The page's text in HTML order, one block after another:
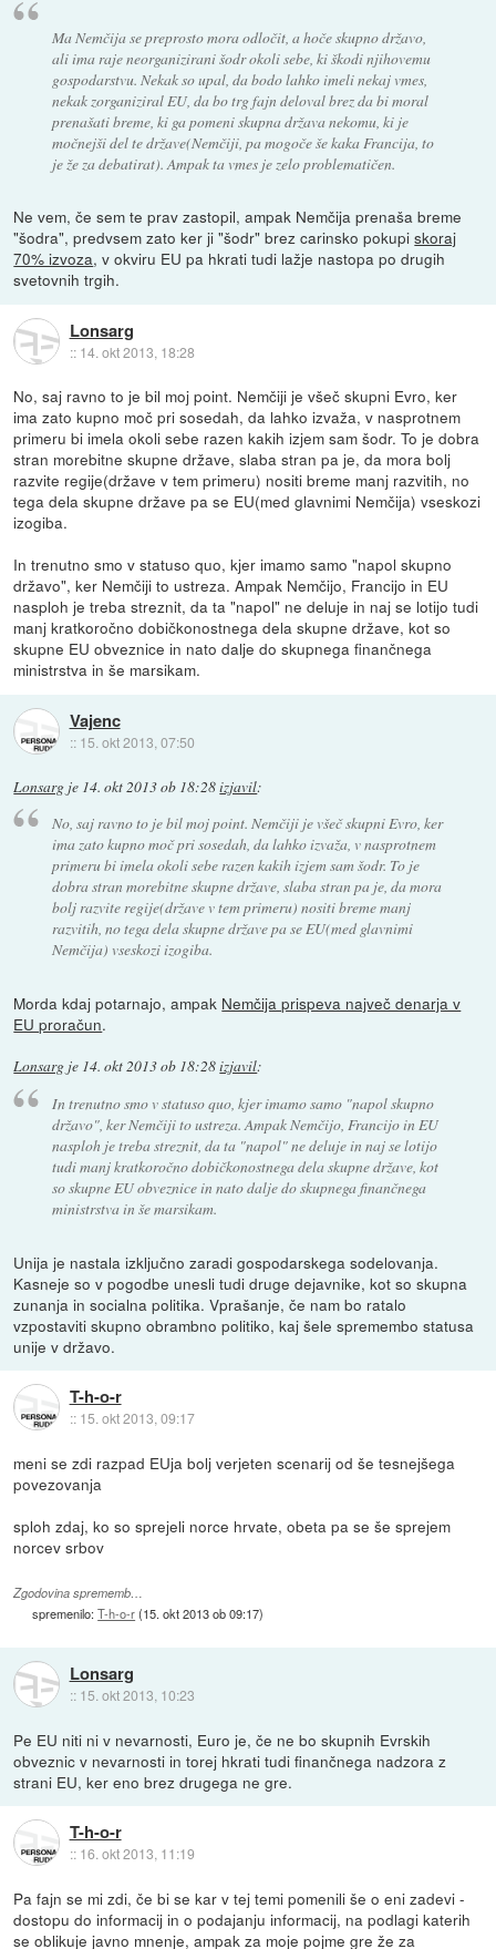
Ma Nemčija se preprosto mora odločit, a hoče skupno državo,
ali ima raje neorganizirani šodr okoli sebe, ki škodi njihovemu
gospodarstvu. Nekak so upal, da bodo lahko imeli nekaj vmes,
nekak zorganiziral EU, da bo trg fajn deloval brez da bi moral
prenašati breme, ki ga pomeni skupna država nekomu, ki je
močnejši del te države(Nemčiji, pa mogoče še kaka Francija, to
je že za debatirat). Ampak ta vmes je zelo problematičen.
Ne vem, če sem te prav zastopil, ampak Nemčija prenaša breme
"šodra", predvsem zato ker ji "šodr" brez carinsko pokupiskoraj
70% izvoza, v okviru EU pa hkrati tudi lažje nastopa po drugih
svetovnih trgih.
Lonsarg
:: 14. okt 2013, 18:28
No, saj ravno to je bil moj point. Nemčiji je všeč skupni Evro, ker
ima zato kupno moč pri sosedah, da lahko izvaža, v nasprotnem
primeru bi imela okoli sebe razen kakih izjem sam šodr. To je dobra
stran morebitne skupne države, slaba stran pa je, da mora bolj
razvite regije(države v tem primeru) nositi breme manj razvitih, no
tega dela skupne države pa se EU(med glavnimi Nemčija) vseskozi
izogiba.
In trenutno smo v statuso quo, kjer imamo samo "napol skupno
državo", ker Nemčiji to ustreza. Ampak Nemčijo, Francijo in EU
nasploh je treba streznit, da ta "napol" ne deluje in naj se lotijo tudi
manj kratkoročno dobičkonostnega dela skupne države, kot so
skupne EU obveznice in nato dalje do skupnega finančnega
ministrstva in še marsikam.
Vajenc
:: 15. okt 2013, 07:50
Lonsarg je 14. okt 2013 ob 18:28izjavil:
No, saj ravno to je bil moj point. Nemčiji je všeč skupni Evro, ker
ima zato kupno moč pri sosedah, da lahko izvaža, v nasprotnem
primeru bi imela okoli sebe razen kakih izjem sam šodr. To je
dobra stran morebitne skupne države, slaba stran pa je, da mora
bolj razvite regije(države v tem primeru) nositi breme manj
razvitih, no tega dela skupne države pa se EU(med glavnimi
Nemčija) vseskozi izogiba.
Morda kdaj potarnajo, ampak Nemčija prispeva največ denarja v
EU proračun.
Lonsarg je 14. okt 2013 ob 18:28izjavil:
In trenutno smo v statuso quo, kjer imamo samo "napol skupno
državo", ker Nemčiji to ustreza. Ampak Nemčijo, Francijo in EU
nasploh je treba streznit, da ta "napol" ne deluje in naj se lotijo
tudi manj kratkoročno dobičkonostnega dela skupne države, kot
so skupne EU obveznice in nato dalje do skupnega finančnega
ministrstva in še marsikam.
Unija je nastala izključno zaradi gospodarskega sodelovanja.
Kasneje so v pogodbe unesli tudi druge dejavnike, kot so skupna
zunanja in socialna politika. Vprašanje, če nam bo ratalo
vzpostaviti skupno obrambno politiko, kaj šele spremembo statusa
unije v državo.
T-h-o-r
:: 15. okt 2013, 09:17
meni se zdi razpad EUja bolj verjeten scenarij od še tesnejšega
povezovanja
sploh zdaj, ko so sprejeli norce hrvate, obeta pa se še sprejem
norcev srbov
Zgodovina sprememb…
spremenilo:T-h-o-r(15. okt 2013 ob 09:17)
Lonsarg
:: 15. okt 2013, 10:23
Pe EU niti ni v nevarnosti, Euro je, če ne bo skupnih Evrskih
obveznic v nevarnosti in torej hkrati tudi finančnega nadzora z
strani EU, ker eno brez drugega ne gre.
T-h-o-r
:: 16. okt 2013, 11:19
Pa fajn se mi zdi, če bi se kar v tej temi pomenili še o eni zadevi -
dostopu do informacij in o podajanju informacij, na podlagi katerih
se oblikuje javno mnenje, ampak za moje pojme gre že za